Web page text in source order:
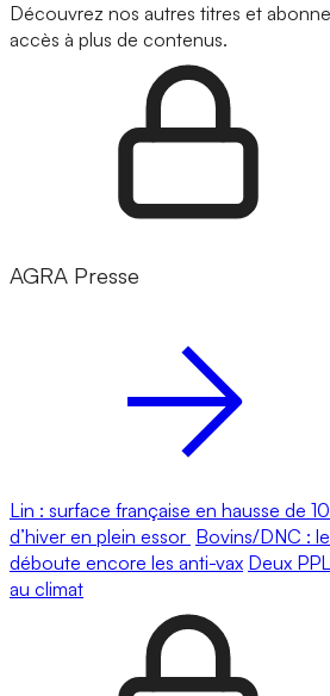
Découvrez nos autres titres et
accès à plus de contenus.
AGRA Presse
Lin : surface française en hausse de
d’hiver en plein essor Bovins/DNC :
déboute encore les anti-vax Deux
au climat